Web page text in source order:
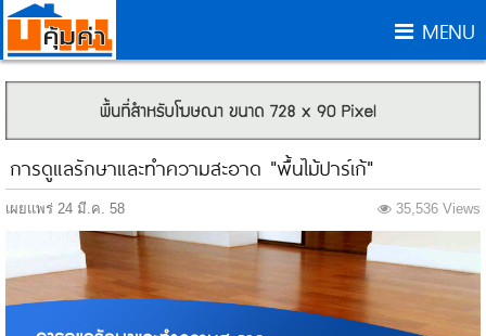
MENU
การดูแลรักษาและทำความสะอาด "พื้นไม้ปาร์เก้"
35,536 Views
เผยแพร่ 24 มี.ค. 58